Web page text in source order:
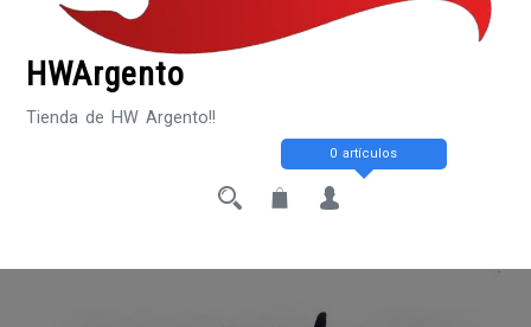
HWArgento
Tienda de HW Argento!!
0 artículos